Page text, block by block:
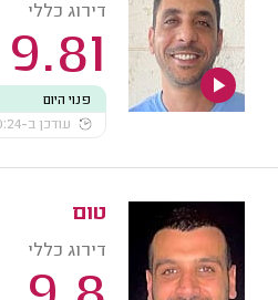
דירוג כללי
9.81
פנוי היום
עודכן ב-20:24
טום
דירוג כללי